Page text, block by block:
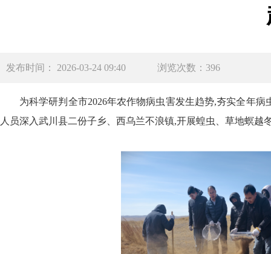
发布时间： 2026-03-24 09:40 浏览次数：396
为科学研判全市2026年农作物病虫害发生趋势,夯实全年
人员深入武川县二份子乡、西乌兰不浪镇,开展蝗虫、草地螟